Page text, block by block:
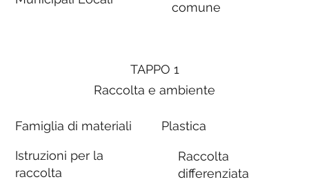
comune
TAPPO 1
Raccolta e ambiente
Famiglia di materiali
Istruzioni per la
raccolta
Plastica
Raccolta
differenziata